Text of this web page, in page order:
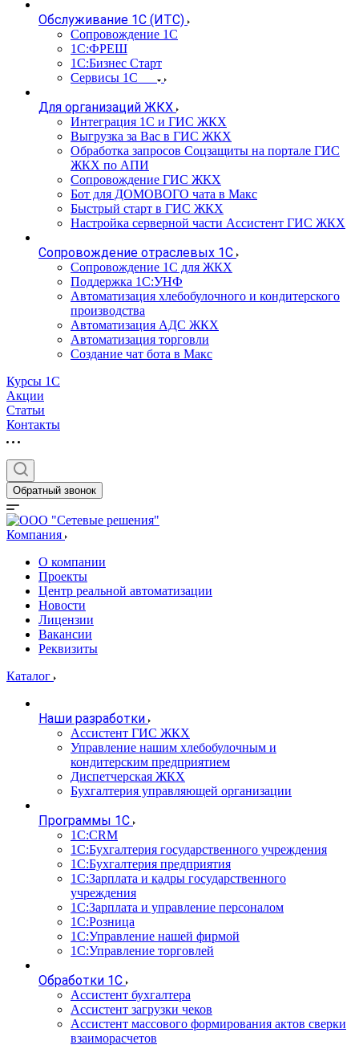
Обслуживание 1С (ИТС)
Сопровождение 1С
1С:ФРЕШ
1С:Бизнес Старт
Сервисы 1С
Для организаций ЖКХ
Интеграция 1С и ГИС ЖКХ
Выгрузка за Вас в ГИС ЖКХ
Обработка запросов Соцзащиты на портале ГИС
ЖКХ по АПИ
Сопровождение ГИС ЖКХ
Бот для ДОМОВОГО чата в Макс
Быстрый старт в ГИС ЖКХ
Настройка серверной части Ассистент ГИС ЖКХ
Сопровождение отраслевых 1С
Сопровождение 1С для ЖКХ
Поддержка 1С:УНФ
Автоматизация хлебобулочного и кондитерского
производства
Автоматизация АДС ЖКХ
Автоматизация торговли
Создание чат бота в Макс
Курсы 1С
Акции
Статьи
Контакты
Обратный звонок
Компания
О компании
Проекты
Центр реальной автоматизации
Новости
Лицензии
Вакансии
Реквизиты
Каталог
Наши разработки
Ассистент ГИС ЖКХ
Управление нашим хлебобулочным и
кондитерским предприятием
Диспетчерская ЖКХ
Бухгалтерия управляющей организации
Программы 1С
1С:CRM
1С:Бухгалтерия государственного учреждения
1С:Бухгалтерия предприятия
1С:Зарплата и кадры государственного
учреждения
1С:Зарплата и управление персоналом
1С:Розница
1С:Управление нашей фирмой
1С:Управление торговлей
Обработки 1С
Ассистент бухгалтера
Ассистент загрузки чеков
Ассистент массового формирования актов сверки
взаиморасчетов